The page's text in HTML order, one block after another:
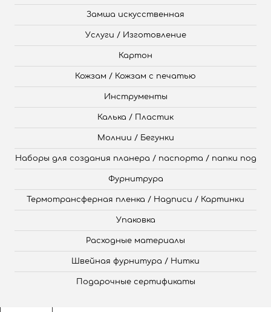
Замша искусственная
Услуги / Изготовление
Картон
Кожзам / Кожзам с печатью
Инструменты
Калька / Пластик
Молнии / Бегунки
Наборы для создания планера / паспорта / папки под
Фурнитрура
Термотрансферная пленка / Надписи / Картинки
Упаковка
Расходные материалы
Швейная фурнитура / Нитки
Подарочные сертификаты